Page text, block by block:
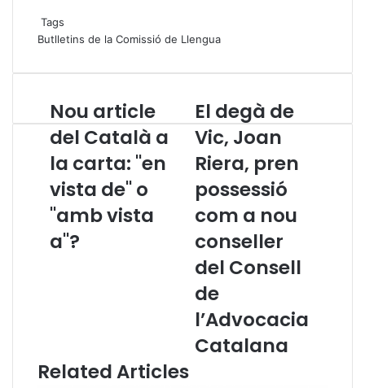
Tags
Butlletins de la Comissió de Llengua
N
o
u
a
t
i
l
a
Nou article
del Català a
la carta: "en
vista de" o
"amb vista
a"?
E
l
d
e
à
d
e
V
c
,
J
o
a
El degà de
Vic, Joan
Riera, pren
possessió
com a nou
conseller
del Consell
de
l’Advocacia
Catalana
Related Articles